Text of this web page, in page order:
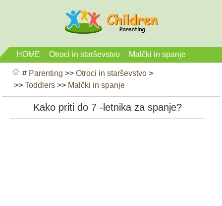
HOME Otroci in starševstvo Malčki in spanje
# Parenting >>Otroci in starševstvo >
>>Toddlers >> Malčki in spanje
Kako priti do 7 -letnika za spanje?